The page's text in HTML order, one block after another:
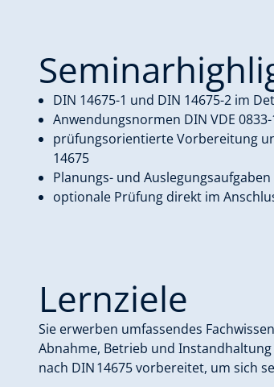
DIN 14675-1 und DIN 14675-2 im
Anwendungsnormen DIN VDE
prüfungsorientierte Vorbereitung
14675
Planungs- und Auslegungsaufgaben
optionale Prüfung direkt im
Lernziele
Sie erwerben umfassendes
Abnahme, Betrieb und
nach DIN 14675 vorbereitet, um sich